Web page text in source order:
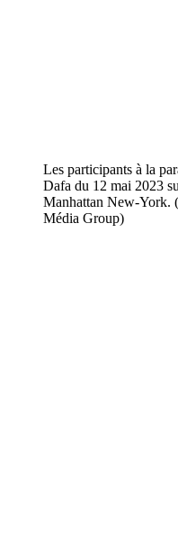
Les participants à la
Dafa du 12 mai 2023
Manhattan New-York.
Média Group)